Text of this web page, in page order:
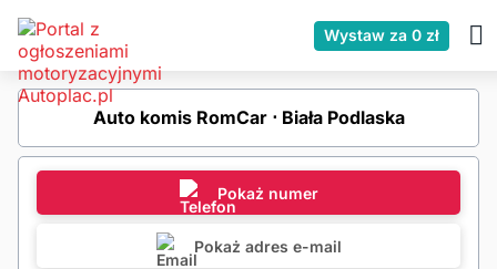
Wystaw za 0 zł
Auto komis RomCar ⋅ Biała Podlaska
Pokaż numer
Pokaż adres e-mail